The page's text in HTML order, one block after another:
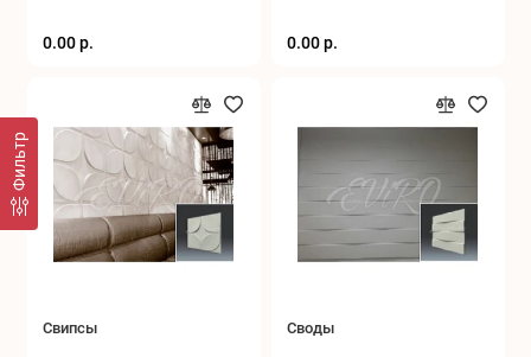
Фильтр
0.00 р. 0.00 р.
Свипсы Своды